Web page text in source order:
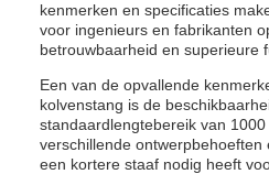
kenmerken en specificaties
voor ingenieurs en fabrikanten
betrouwbaarheid en superieure
Een van de opvallende
kolvenstang is de
standaardlengtebereik van
verschillende ontwerpbehoeften
een kortere staaf nodig heeft